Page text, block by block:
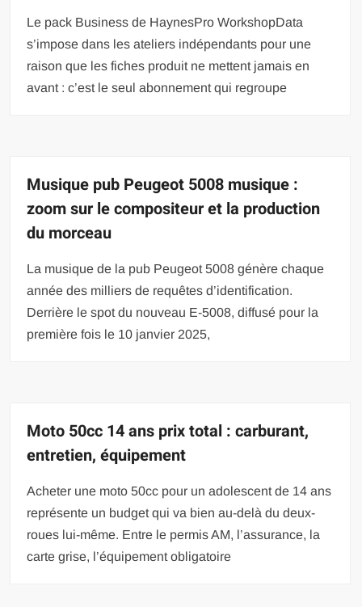
Le pack Business de HaynesPro WorkshopData
s’impose dans les ateliers indépendants pour une
raison que les fiches produit ne mettent jamais en
avant : c’est le seul abonnement qui regroupe
Musique pub Peugeot 5008 musique :
zoom sur le compositeur et la production
du morceau
La musique de la pub Peugeot 5008 génère chaque
année des milliers de requêtes d’identification.
Derrière le spot du nouveau E-5008, diffusé pour la
première fois le 10 janvier 2025,
Moto 50cc 14 ans prix total : carburant,
entretien, équipement
Acheter une moto 50cc pour un adolescent de 14 ans
représente un budget qui va bien au-delà du deux-
roues lui-même. Entre le permis AM, l’assurance, la
carte grise, l’équipement obligatoire